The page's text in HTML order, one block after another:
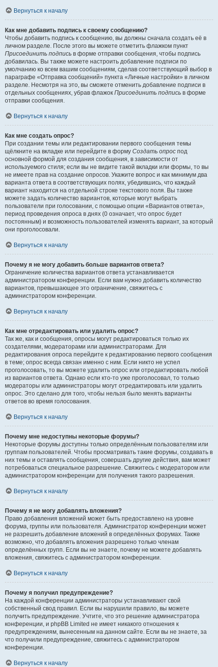
Вернуться к началу
Как мне добавить подпись к своему сообщению?
Чтобы добавить подпись к сообщению, вы должны сначала создать её в
личном разделе. После этого вы можете отметить флажком пункт
Присоединить подпись в форме отправки сообщения, чтобы подпись
добавилась. Вы также можете настроить добавление подписи по
умолчанию ко всем вашим сообщениям, сделав соответствующий выбор в
параграфе «Отправка сообщений» пункта «Личные настройки» в личном
разделе. Несмотря на это, вы сможете отменить добавление подписи в
отдельных сообщениях, убрав флажок Присоединить подпись в форме
отправки сообщения.
Вернуться к началу
Как мне создать опрос?
При создании темы или редактировании первого сообщения темы
щёлкните на вкладке или перейдите в форму Создать опрос под
основной формой для создания сообщения, в зависимости от
используемого стиля; если вы не видите такой вкладки или формы, то вы
не имеете прав на создание опросов. Укажите вопрос и как минимум два
варианта ответа в соответствующих полях, убедившись, что каждый
вариант находится на отдельной строке текстового поля. Вы также
можете задать количество вариантов, которые могут выбрать
пользователи при голосовании, с помощью опции «Вариантов ответа»,
период проведения опроса в днях (0 означает, что опрос будет
постоянным) и возможность пользователей изменять вариант, за который
они проголосовали.
Вернуться к началу
Почему я не могу добавить больше вариантов ответа?
Ограничение количества вариантов ответа устанавливается
администратором конференции. Если вам нужно добавить количество
вариантов, превышающее это ограничение, свяжитесь с
администратором конференции.
Вернуться к началу
Как мне отредактировать или удалить опрос?
Так же, как и сообщения, опросы могут редактироваться только их
создателями, модераторами или администраторами. Для
редактирования опроса перейдите к редактированию первого сообщения
в теме; опрос всегда связан именно с ним. Если никто не успел
проголосовать, то вы можете удалить опрос или отредактировать любой
из вариантов ответа. Однако если кто-то уже проголосовал, то только
модераторы или администраторы могут отредактировать или удалить
опрос. Это сделано для того, чтобы нельзя было менять варианты
ответов во время голосования.
Вернуться к началу
Почему мне недоступны некоторые форумы?
Некоторые форумы доступны только определённым пользователям или
группам пользователей. Чтобы просматривать такие форумы, создавать в
них темы и оставлять сообщения, совершать другие действия, вам может
потребоваться специальное разрешение. Свяжитесь с модератором или
администратором конференции для получения такого разрешения.
Вернуться к началу
Почему я не могу добавлять вложения?
Право добавления вложений может быть предоставлено на уровне
форума, группы или пользователя. Администратор конференции может
не разрешить добавление вложений в определённых форумах. Также
возможно, что добавлять вложения разрешено только членам
определённых групп. Если вы не знаете, почему не можете добавлять
вложения, свяжитесь с администратором конференции.
Вернуться к началу
Почему я получил предупреждение?
На каждой конференции администраторы устанавливают свой
собственный свод правил. Если вы нарушили правило, вы можете
получить предупреждение. Учтите, что это решение администратора
конференции, и phpBB Limited не имеет никакого отношения к
предупреждениям, вынесенным на данном сайте. Если вы не знаете, за
что получили предупреждение, свяжитесь с администратором
конференции.
Вернуться к началу